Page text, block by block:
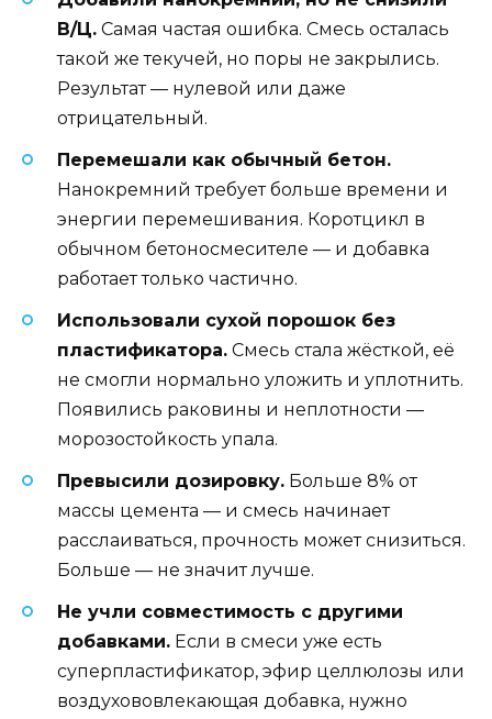
В/Ц. Самая частая ошибка. Смесь осталась
такой же текучей, но поры не закрылись.
Результат — нулевой или даже
отрицательный.
Перемешали как обычный бетон.
Нанокремний требует больше времени и
энергии перемешивания. Коротцикл в
обычном бетоносмесителе — и добавка
работает только частично.
Использовали сухой порошок без
пластификатора. Смесь стала жёсткой, её
не смогли нормально уложить и уплотнить.
Появились раковины и неплотности —
морозостойкость упала.
Превысили дозировку. Больше 8% от
массы цемента — и смесь начинает
расслаиваться, прочность может снизиться.
Больше — не значит лучше.
Не учли совместимость с другими
добавками. Если в смеси уже есть
суперпластификатор, эфир целлюлозы или
воздухововлекающая добавка, нужно